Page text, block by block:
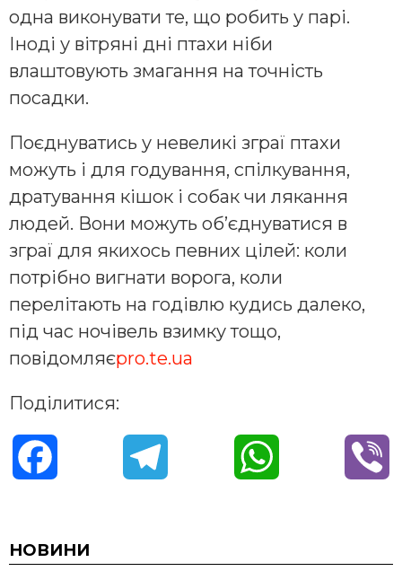
одна виконувати те, що робить у парі.
Іноді у вітряні дні птахи ніби
влаштовують змагання на точність
посадки.
Поєднуватись у невеликі зграї птахи
можуть і для годування, спілкування,
дратування кішок і собак чи лякання
людей. Вони можуть об’єднуватися в
зграї для якихось певних цілей: коли
потрібно вигнати ворога, коли
перелітають на годівлю кудись далеко,
під час ночівель взимку тощо,
повідомляєpro.te.ua
Поділитися:
c
НОВИНИ